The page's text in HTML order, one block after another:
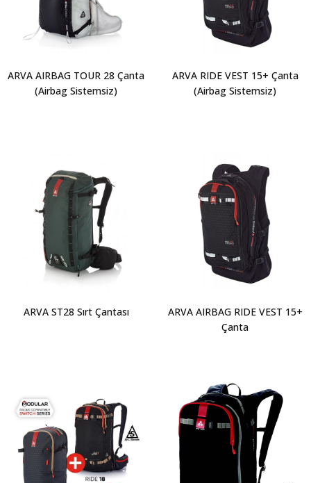
ARVA AIRBAG TOUR 28 Çanta
(Airbag Sistemsiz)
ARVA RIDE VEST 15+ Çanta
(Airbag Sistemsiz)
ARVA ST28 Sırt Çantası
ARVA AIRBAG RIDE VEST 15+
Çanta